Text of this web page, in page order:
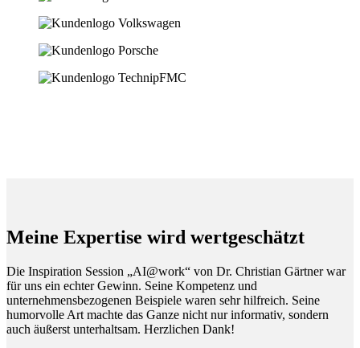
Meine Expertise wird wertgeschätzt
Die Inspiration Session „AI@work“ von Dr. Christian Gärtner war
für uns ein echter Gewinn. Seine Kompetenz und
unternehmensbezogenen Beispiele waren sehr hilfreich. Seine
humorvolle Art machte das Ganze nicht nur informativ, sondern
auch äußerst unterhaltsam. Herzlichen Dank!